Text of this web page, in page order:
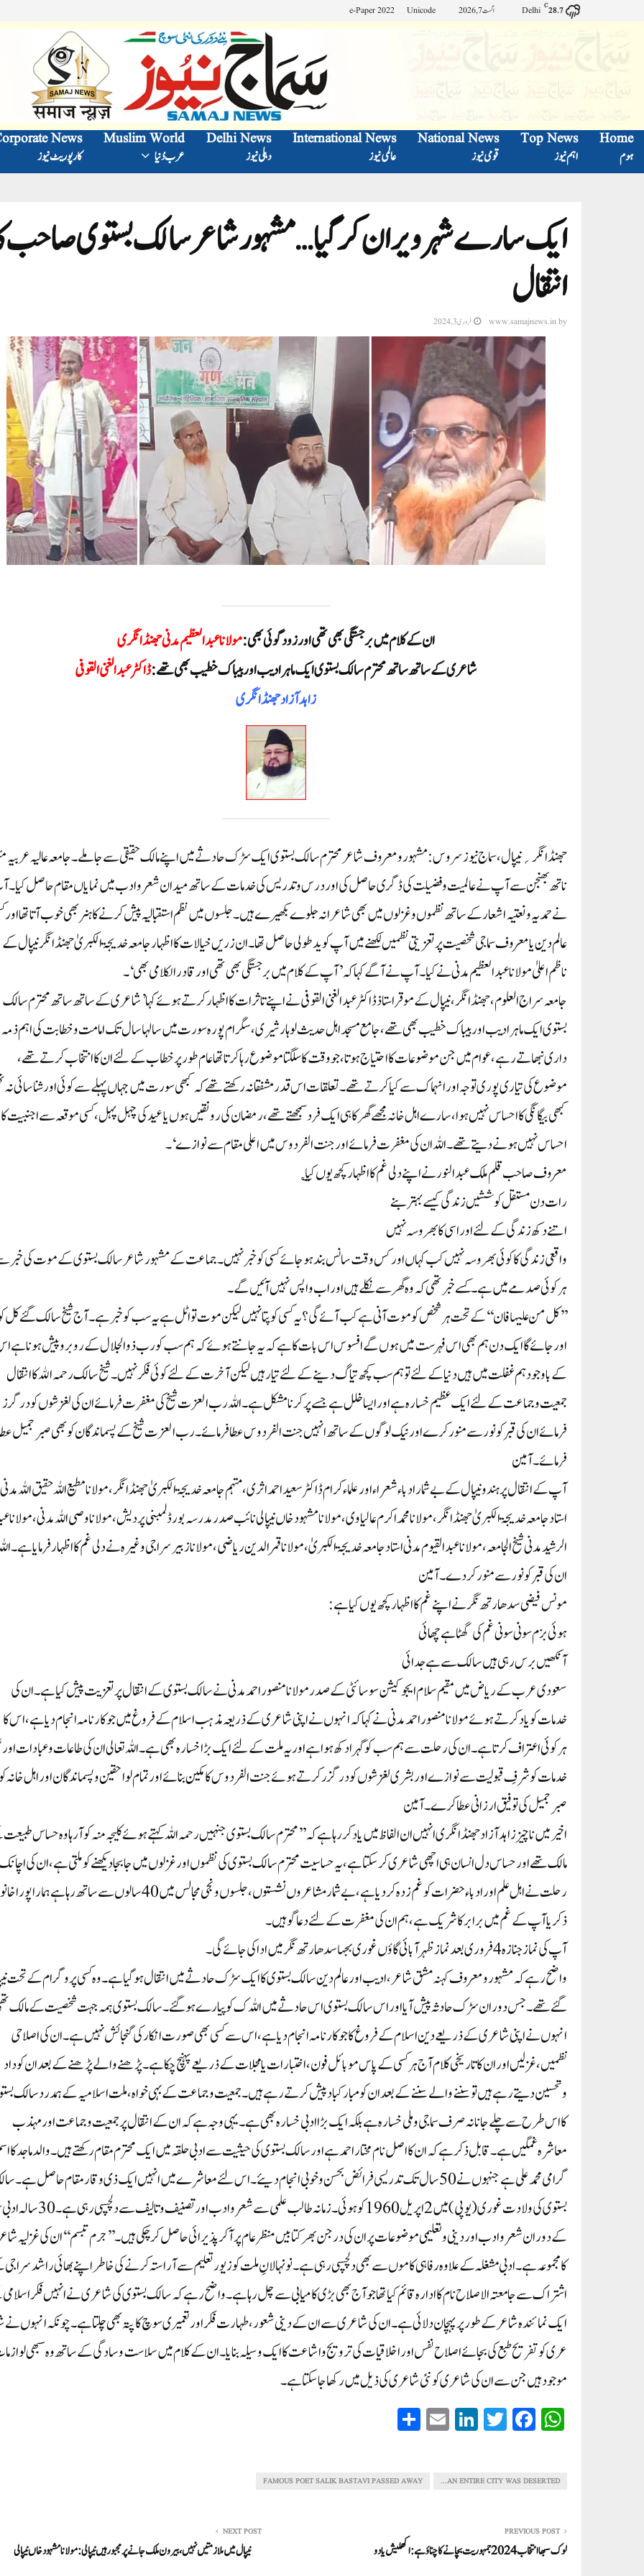
28.7
C
Delhi اگست 7, 2026 Unicode
e-Paper 2022
Home
ہوم
Top News
اہم نیوز
National News
قومی نیوز
International News
عالمی نیوز
Delhi News
دہلی نیوز
Muslim World
عرب دُنیا
News
کارپوریٹ نیوز
ایک سارے شہر ویران کر گیا…مشہور شاعر سالک بستوی صاحب
انتقال
by
www.samajnews.in فروری 3, 2024
ان کے کلام میں برجستگی بھی تھی اور زود گوئی بھی:مولانا عبدالعظیم مدنیجھنڈانگری
شاعری کے ساتھ ساتھ محترم سالک بستوی ایک ماہر ادیب اور بیباک خطیب بھی تھے:ڈاکٹر عبد الغنی القوفی
زاہد آزاد جھنڈانگری
جھنڈا نگر؍نیپال، سماج نیوز سروس: مشہورومعروف شاعر محترم سالک بستوی ایک سڑک حادثے میں اپنے مالک حقیقی سے جا ملے۔ جامعہ عالیہ عربیہ
ناتھ بھنجن سے آپ نے عالمیت وفضیلت کی ڈگری حاصل کی اور درس وتدریس کی خدمات کے ساتھ میدان شعرو ادب میں نمایاں مقام حاصل
نے حمدیہ ونعتیہ اشعار کے ساتھ نظموں و غزلوں میں بھی شاعرانہ جلوے بکھیرے ہیں۔ جلسوں میں نظم استقبالیہ پیش کرنے کا ہنر بھی خوب آتا تھا اور
عالم دین یا معروف سماجی شخصیت پر تعزیتی نظمیں لکھنے میں آپ کو ید طولی حاصل تھا۔ ان زریں خیالات کا اظہار جامعہ خدیجۃ الکبریٰ جھنڈانگر نیپال کے
ناظم اعلیٰ مولانا عبد العظیم مدنی نے کیا۔آپ نے آگے کہا کہ’آپ کے کلام میں برجستگی بھی تھی اور قادرالکلامی بھی‘۔
جامعہ سراج العلوم، جھنڈانگر، نیپال کے موقر استاذ ڈاکٹر عبدالغنی القوفی نے اپنے تاثرات کا اظہار کرتے ہوئے کہا ’شاعری کے ساتھ ساتھ محترم سالک
بستوی ایک ماہر ادیب اور بیباک خطیب بھی تھے، جامع مسجد اہل حدیث لوہار شیری، سگرام پورہ سورت میں سالہا سال تک امامت وخطابت کی اہم ذمہ
داری نبھاتے رہے، عوام میں جن موضوعات کا احتیاج ہوتا، جو وقت کا سلگتا موضوع رہا کرتا تھا عام طور پر خطاب کے لئے ان کا انتخاب کرتے تھے،
موضوع کی تیاری پوری توجہ اور انہماک سے کیا کرتے تھے۔تعلقات اس قدر مشفقانہ رکھتے تھے کہ کبھی سورت میں جہاں پہلے سے کوئی اور شناسائی نہ
کبھی بیگانگی کا احساس نہیں ہوا، سارے اہل خانہ مجھے گھر کا ہی ایک فرد سمجھتے تھے، رمضان کی رونقیں ہوں یا عید کی چہل پہل، کسی موقعہ سے اجنبیت کا
احساس نہیں ہونے دیتے تھے۔اللہ ان کی مغفرت فرمائے اور جنت الفردوس میں اعلی مقام سے نوازے‘۔
معروف صاحب قلم ملک عبد النور نے اپنے دلی غم کا اظہار کچھ یوں کیا؎
رات دن مستقل کوششیں زندگی کیسے بہتر بنے
اتنے دکھ زندگی کے لئے اور اسی کا بھروسہ نہیں
واقعی زندگی کا کوئی بھروسہ نہیں کب کہاں اور کس وقت سانس بند ہوجائے کسی کو خبر نہیں ۔ جماعت کے مشہور شاعر سالک بستوی کے موت کی خبر
ہر کوئی صدمے میں ہے ۔ کسے خبر تھی کہ وہ گھر سے نکلے ہیں اور اب واپس نہیں آئیں گے ۔
’’کل من عليہا فان‘‘ کے تحت ہر شخص کو موت آنی ہے کب آئے گی ؟ یہ کسی کو پتا نہیں لیکن موت تو اٹل ہے یہ سب کو خبر ہے۔ آج شیخ سالک گئے کل
اور جائے گا ایک دن ہم بھی اس فہرست میں ہوں گے افسوس اس بات کا ہے کہ یہ جانتے ہوئے کہ ہم سب کو رب ذوالجلال کے روبرو پیش ہونا ہے
کے باوجود ہم غفلت میں ہیں دنیا کے لئے تو ہم سب کچھ تیاگ دینے کے لئے تیار ہیں لیکن آخرت کے لئے کوئی فکر نہیں۔شیخ سالک رحمہ الله کا انتقال
جمعیت وجماعت کے لئے ایک عظیم خسارہ ہے اور ایسا خلل ہے جسے پر کرنا مشکل ہے۔اللہ رب العزت شیخ کی مغفرت فرمائے ان کی لغزشوں کو درگرز
فرمائے ان کی قبر کو نور سے منور کرے اور نیک لوگوں کے ساتھ انہیں جنت الفردوس عطا فرمائے۔ رب العزت شیخ کے پسماندگان کو بھی صبر جمیل
فرمائے۔ آمین
آپ کے انتقال پر ہند ونیپال کے بے شمار ادباء شعراء اورعلماء کرام ڈاکٹر سعید احمد اثری ،مہتمم جامعہ خدیجۃ الکبریٰ جھنڈانگر، مولانا مطیع اللہ حقیق اللہ مدنی
استاد جامعہ خدیجۃ الکبریٰ جھنڈانگر ،مولانا محمد اکرم عالیاوی ،مولانا مشہود خاں نیپالی نائب صدر مدرسہ بورڈ لمبنی پردیش،مولانا وصی اللہ مدنی،مولانا
الرشید مدنی شیخ الجامعہ، مولانا عبد القیوم مدنی استاد جامعہ خدیجۃ الکبریٰ، مولانا قمر الدین ریاضی،مولانا زبیر سراجی وغیرہ نے دلی غم کا اظہار فرمایا ہے
ان کی قبر کو نور سے منور کر دے۔ آمین
مونس فیضی سدھارتھ نگر نے اپنے غم کا اظہار کچھ یوں کیا ہے:
ہوئی بزم سونی سونی غم کی گھٹا ہے چھائی
آنکھیں برس رہی ہیں سالک سے ہے جدائی
سعودی عرب کے ریاض میں مقیم سلام ایجوکیشن سوسائٹی کے صدر مولانا منصوراحمد مدنی نے سالک بستوی کے انتقال پرتعزیت پیش کیا ہے۔ ان کی
خدمات کو یاد کرتے ہوئے مولانا منصوراحمدمدنی نے کہا کہ انہوں نے اپنی شاعری کے ذریعہ مذہب اسلام کے فروغ میں جوکارنامہ انجام دیا ہے، اس کا
ہرکوئی اعتراف کرتا ہے۔ ان کی رحلت سے ہم سب کو گہرا دکھ ہوا ہے اوریہ ملت کے لئے ایک بڑا خسارہ بھی ہے۔ اللہ تعالی ان کی طاعات وعبادات
خدمات کو شرفِ قبولیت سے نوازے اوربشری لغزشوں کو درگزرکرتے ہوئے جنت الفردوس کا مکین بنائے اورتمام لواحقین وپسماندگان اوراہل خانہ
صبر جمیل کی توفیق ارزانی عطا کرے۔ آمین
اخیر میں ناچیز زاہدآزاد جھنڈانگری انہیں ان الفاظ میں یاد کررہا ہے کہ ’’محترم سالک بستوی جنہیں رحمہ اللہ کہتے ہوئے کلیجہ منہ کو آرہا وہ حساس
مالک تھےاور حساس دل انسان ہی اچھی شاعری کر سکتا ہے،یہ حساسیت محترم سالک بستوی کی نظموں اور غزلوں میں جا بجا دیکھنے کو ملتی ہے،ان کی
رحلت نے اہل علم اور ادباء حضرات کوغم زدہ کردیا ہے،بے شمار مشاعروں نشستوں،جلسوں و نجی مجالس میں 40سالوں سے ساتھ رہا ہے
ذکریا آپ کے غم میں برابر کا شریک ہے، ہم ان کی مغفرت کے لئے دعا گو ہیں۔
آپ کی نماز جنازہ 4فروری بعد نماز ظہر آبائی گاؤں غوری بجہا سدھارتھ نگرمیں ادا کی جائے گی۔
واضح رہے کہ مشہور ومعروف کہنہ مشق شاعر،ادیب اورعالم دین سالک بستوی کا ایک سڑک حادثے میں انتقال ہوگیا ہے۔ وہ کسی پروگرام کے تحت
گئے تھے۔ جس دوران سڑک حادثہ پیش آیا اوراس سالک بستوی اس حادثے میں اللہ ک کو پیارے ہوگئے۔ سالک بستوی ہمہ جہت شخصیت کے مالک
انہوں نے اپنی شاعری کے ذریعے دین اسلام کے فروغ کا جو کارنامہ انجام دیا ہے، اس سے کسی بھی صورت انکار کی گنجائش نہیں ہے۔ ان کی اصلاحی
نظمیں، غزلیں اوران کا تاریخی کلام آج ہر کسی کے پاس موبائل فون ،اختبارات یا مجلات کے ذریعے پہنچ چکا ہے ۔ پڑھنے والے پڑھنے کے بعد ان کو داد
وتحسین دیتے رہے ہیں تو سننے والے سننے کے بعد ان کو مبارکباد پیش کرتے رہے ہیں ۔ جمعیت وجماعت کے بہی خواہ ،ملت اسلامیہ کے ہمدرد سالک
کا اس طرح سے چلے جانا نہ صرف سماجی وملی خسارہ ہے بلکہ ایک بڑا ادبی خسارہ بھی ہے۔ یہی وجہ ہے کہ ان کے انتقال پر جمعیت وجماعت اور مہذب
معاشرہ غمگین ہے۔قابل ذکرہے کہ ان کا اصل نام مختاراحمد ہے اورسالک بستوی کی حیثیت سے ادبی حلقہ میں ایک محترم مقام رکھتے ہیں۔ والد ما جد کا
گرامی محمد علی ہے جنہوں نے 50 سال تک تد ریسی فرا ئض بحسن و خوبی انجام دیئے۔ اس لئے معاشرے میں انہیں ایک ذی وقارمقام حاصل ہے۔
بستوی کی ولادت غوری (یو پی) میں 2اپریل1960 کو ہو ئی۔ زمانہ طالب علمی سے شعروادب
کے دوران شعر و ادب اور دینی و تعلیمی مو ضو عات پر ان کی در جن بھر کتا بیں منظر عام پر آکر پذیرائی حاصل کر چکی ہیں۔’’جرم تبسم‘‘ان کی غزلیہ
کا مجموعہ ہے۔ ادبی مشغلہ کے علا وہ رفا ہی کا موں سے بھی دلچسپی رہی ہے۔نو نہالانِ ملت کو زیور تعلیم سے آرا ستہ کر نے کی خاطر اپنے بھا ئی را شد سرا
اشتراک سے جا معتہ الا صلاح نام کا ادارہ قائم کیا تھا جو آج بھی بڑی کا میا بی سے چل رہا ہے۔ واضح رہے کہ سالک بستوی کی شاعری نے انہیں فکر
ایک نما ئندہ شا عر کے طور پر پہچان دلائی ہے ۔ان کی شاعری سے ان کے دینی شعور،طہا رت فکر اور تعمیری سو چ کا پتہ بھی چلتا ہے ۔چونکہ انہوں نے
عری کو تفریح طبع کی بجا ئے اصلاح نفس اور اخلا قیات کی تر ویج و اشا عت کا ایک وسیلہ بنایا ۔ان کے کلام میں سلا ست و سادگی کے ساتھ وہ سبھی
مو جود ہیں جن سے ان کی شا عری کو نئی شا عری کی ذیل میں رکھا جا سکتا ہے۔
W
ha
A
Fa
ce
ok
T
wi
r
Li
nk
In
E
m
AN ENTIRE CITY WAS DESERTED...
FAMOUS POET SALIK BASTAVI PASSED AWAY
PREVIOUS POST
لوک سبھا انتخاب 2024 جمہوریت بچانے کا چناؤ ہے:اکھلیش یادو
NEXT POST
نیپال میں ملازمتیں نہیں، بیرون ملک جانے پر مجبور ہیں نیپالی:مولانا مشہود خاں نیپالی